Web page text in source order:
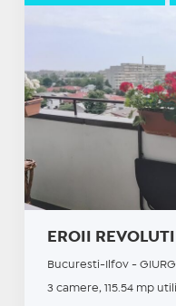
EROII
Bucuresti-Ilfov -
3 camere, 115.54 mp utili